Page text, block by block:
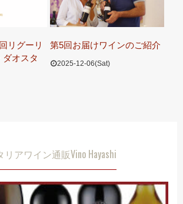
リグーリ
ダオスタ
第5回お届けワインのご紹介
2025-12-06(Sat)
リアワイン通販Vino Hayashi